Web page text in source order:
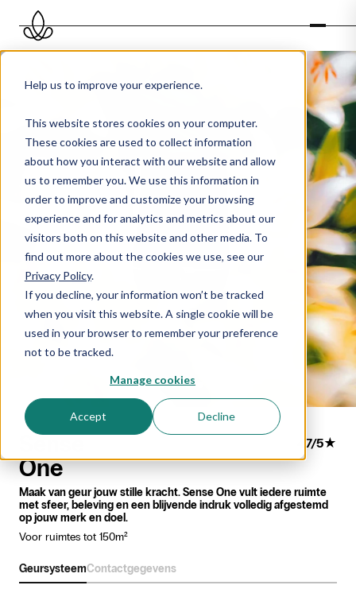
Help us to improve your experience.
This website stores cookies on your computer.
These cookies are used to collect information
about how you interact with our website and allow
us to remember you. We use this information in
order to improve and customize your browsing
experience and for analytics and metrics about our
visitors both on this website and other media. To
find out more about the cookies we use, see our
Privacy Policy.
If you decline, your information won’t be tracked
when you visit this website. A single cookie will be
used in your browser to remember your preference
not to be tracked.
Manage cookies
Accept Decline
Sense
One
4.7/5★
Maak van geur jouw stille kracht. Sense One vult iedere ruimte
met sfeer, beleving en een blijvende indruk volledig afgestemd
op jouw merk en doel.
Voor ruimtes tot 150m²
GeursysteemContactgegevens